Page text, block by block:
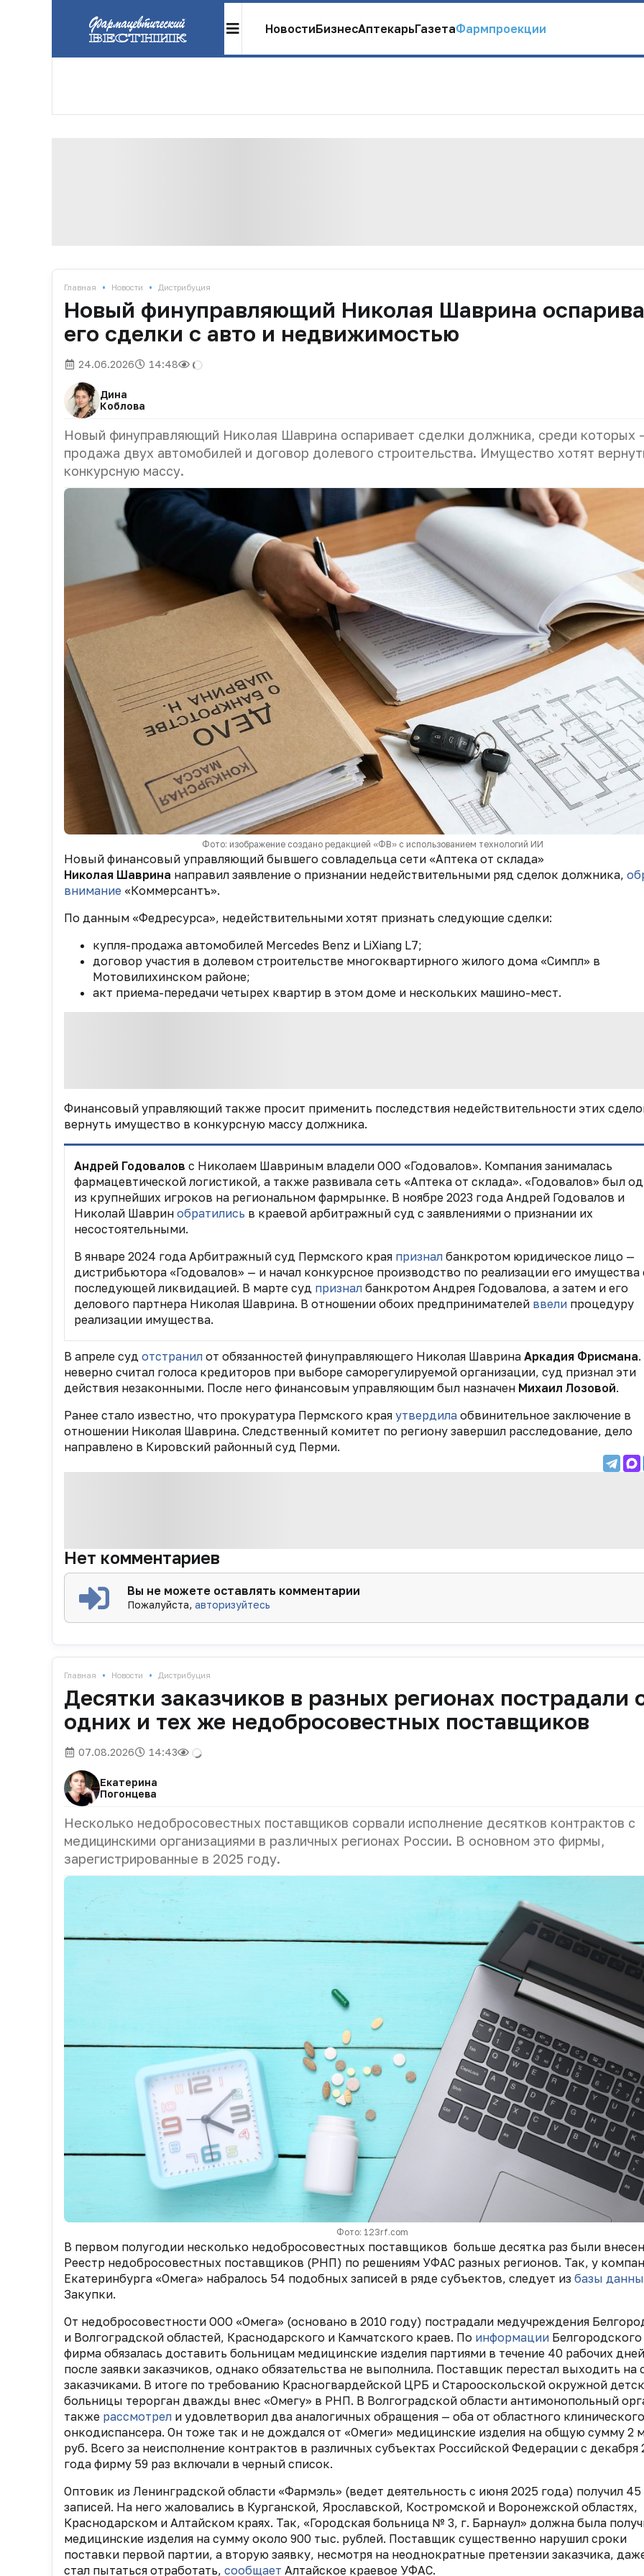
НовостиБизнесАптекарьГазетаФармпроекции
Главная • Новости • Дистрибуция
Новый финуправляющий Николая Шаврина
его сделки с авто и недвижимостью
24.06.2026 14:48
Дина
Коблова
Новый финуправляющий Николая Шаврина оспаривает сделки должника, среди которых
продажа двух автомобилей и договор долевого строительства. Имущество хотят
конкурсную массу.
Фото: изображение создано редакцией «ФВ» с использованием технологий ИИ
Новый финансовый управляющий бывшего совладельца сети «Аптека от склада»
Николая Шаврина направил заявление о признании недействительными ряд сделок должника,
внимание «Коммерсантъ».
По данным «Федресурса», недействительными хотят признать следующие сделки:
купля-продажа автомобилей Mercedes Benz и LiXiang L7;
договор участия в долевом строительстве многоквартирного жилого дома «Симпл» в
Мотовилихинском районе;
акт приема-передачи четырех квартир в этом доме и нескольких машино-мест.
Финансовый управляющий также просит применить последствия недействительности этих
вернуть имущество в конкурсную массу должника.
Андрей Годовалов с Николаем Шавриным владели ООО «Годовалов». Компания занималась
фармацевтической логистикой, а также развивала сеть «Аптека от склада». «Годовалов» был
из крупнейших игроков на региональном фармрынке. В ноябре 2023 года Андрей Годовалов и
Николай Шаврин обратились в краевой арбитражный суд с заявлениями о признании их
несостоятельными.
В январе 2024 года Арбитражный суд Пермского края призналбанкротом юридическое лицо —
дистрибьютора «Годовалов» — и начал конкурсное производство по реализации его имущества
последующей ликвидацией. В марте суд призналбанкротом Андрея Годовалова, а затем и его
делового партнера Николая Шаврина. В отношении обоих предпринимателей ввелипроцедуру
реализации имущества.
В апреле суд отстранил от обязанностей финуправляющего Николая Шаврина Аркадия Фрисмана
неверно считал голоса кредиторов при выборе саморегулируемой организации, суд признал эти
действия незаконными. После него финансовым управляющим был назначен Михаил Лозовой.
Ранее стало известно, что прокуратура Пермского края утвердила обвинительное заключение в
отношении Николая Шаврина. Следственный комитет по региону завершил расследование, дело
направлено в Кировский районный суд Перми.
Нет комментариев
Вы не можете оставлять комментарии
Пожалуйста,авторизуйтесь
Главная • Новости • Дистрибуция
Десятки заказчиков в разных регионах пострадали
одних и тех же недобросовестных поставщиков
07.08.2026 14:43
Екатерина
Погонцева
Несколько недобросовестных поставщиков сорвали исполнение десятков контрактов с
медицинскими организациями в различных регионах России. В основном это фирмы,
зарегистрированные в 2025 году.
Фото: 123rf.com
В первом полугодии несколько недобросовестных поставщиков больше десятка раз были
Реестр недобросовестных поставщиков (РНП) по решениям УФАС разных регионов. Так, у
Екатеринбурга «Омега» набралось 54 подобных записей в ряде субъектов, следует из базы
Закупки.
От недобросовестности ООО «Омега» (основано в 2010 году) пострадали медучреждения
и Волгоградской областей, Краснодарского и Камчатского краев. По информации
фирма обязалась доставить больницам медицинские изделия партиями в течение 40 рабочих дней
после заявки заказчиков, однако обязательства не выполнила. Поставщик перестал выходить на
заказчиками. В итоге по требованию Красногвардейской ЦРБ и Старооскольской окружной
больницы терорган дважды внес «Омегу» в РНП. В Волгоградской области антимонопольный
также рассмотрел и удовлетворил два аналогичных обращения — оба от областного клинического
онкодиспансера. Он тоже так и не дождался от «Омеги» медицинские изделия на общую сумму 2
руб. Всего за неисполнение контрактов в различных субъектах Российской Федерации с декабря
года фирму 59 раз включали в черный список.
Оптовик из Ленинградской области «Фармэль» (ведет деятельность с июня 2025 года) получил 45
записей. На него жаловались в Курганской, Ярославской, Костромской и Воронежской областях,
Краснодарском и Алтайском краях. Так, «Городская больница № 3, г. Барнаул» должна была
медицинские изделия на сумму около 900 тыс. рублей. Поставщик существенно нарушил сроки
поставки первой партии, а вторую заявку, несмотря на неоднократные претензии заказчика,
стал пытаться отработать, сообщает Алтайское краевое УФАС.